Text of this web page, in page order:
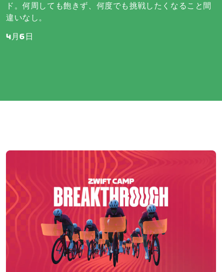
ド。何周しても飽きず、何度でも挑戦したくなること間
違いなし。
4月6日